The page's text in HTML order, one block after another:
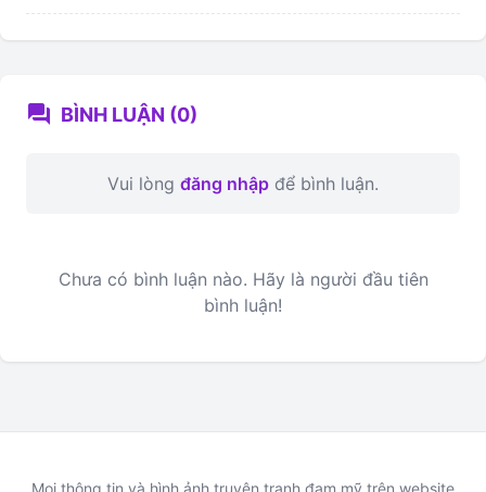
forum BÌNH LUẬN (0)
Vui lòng đăng nhập để bình luận.
Chưa có bình luận nào. Hãy là người đầu tiên
bình luận!